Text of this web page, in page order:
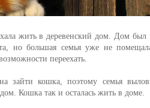
жить в деревенский дом. Дом
но большая семья уже не
переехать.
кошка, поэтому семья
Кошка так и осталась жить в доме.